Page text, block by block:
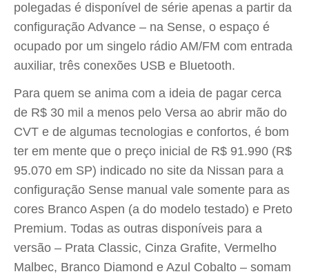
polegadas é disponível de série apenas a partir da
configuração Advance – na Sense, o espaço é
ocupado por um singelo rádio AM/FM com entrada
auxiliar, três conexões USB e Bluetooth.
Para quem se anima com a ideia de pagar cerca
de R$ 30 mil a menos pelo Versa ao abrir mão do
CVT e de algumas tecnologias e confortos, é bom
ter em mente que o preço inicial de R$ 91.990 (R$
95.070 em SP) indicado no site da Nissan para a
configuração Sense manual vale somente para as
cores Branco Aspen (a do modelo testado) e Preto
Premium. Todas as outras disponíveis para a
versão – Prata Classic, Cinza Grafite, Vermelho
Malbec, Branco Diamond e Azul Cobalto – somam